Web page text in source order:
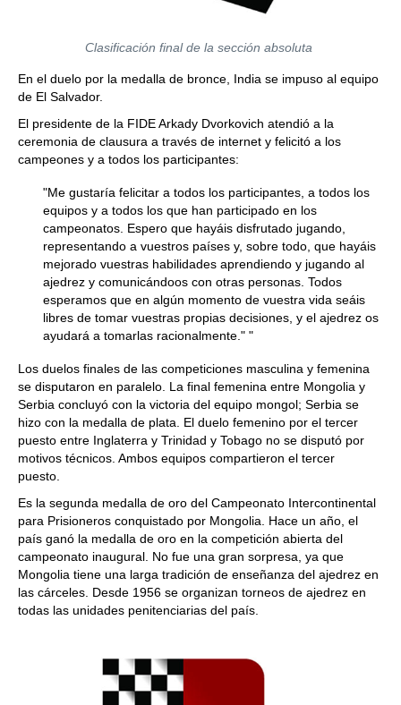
Clasificación final de la sección absoluta
En el duelo por la medalla de bronce, India se impuso al equipo
de El Salvador.
El presidente de la FIDE Arkady Dvorkovich atendió a la
ceremonia de clausura a través de internet y felicitó a los
campeones y a todos los participantes:
"Me gustaría felicitar a todos los participantes, a todos los
equipos y a todos los que han participado en los
campeonatos. Espero que hayáis disfrutado jugando,
representando a vuestros países y, sobre todo, que hayáis
mejorado vuestras habilidades aprendiendo y jugando al
ajedrez y comunicándoos con otras personas. Todos
esperamos que en algún momento de vuestra vida seáis
libres de tomar vuestras propias decisiones, y el ajedrez os
ayudará a tomarlas racionalmente." "
Los duelos finales de las competiciones masculina y femenina
se disputaron en paralelo. La final femenina entre Mongolia y
Serbia concluyó con la victoria del equipo mongol; Serbia se
hizo con la medalla de plata. El duelo femenino por el tercer
puesto entre Inglaterra y Trinidad y Tobago no se disputó por
motivos técnicos. Ambos equipos compartieron el tercer
puesto.
Es la segunda medalla de oro del Campeonato Intercontinental
para Prisioneros conquistado por Mongolia. Hace un año, el
país ganó la medalla de oro en la competición abierta del
campeonato inaugural. No fue una gran sorpresa, ya que
Mongolia tiene una larga tradición de enseñanza del ajedrez en
las cárceles. Desde 1956 se organizan torneos de ajedrez en
todas las unidades penitenciarias del país.